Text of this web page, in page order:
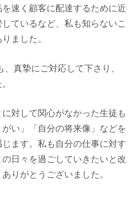
速く顧客に配達するために近
ているなど、私も知らないこ
ました。
真摯にご対応して下さり、
対して関心がなかった生徒も
い」「自分の将来像」などを
ます。私も自分の仕事に対す
日々を過ごしていきたいと改
りがとうございました。